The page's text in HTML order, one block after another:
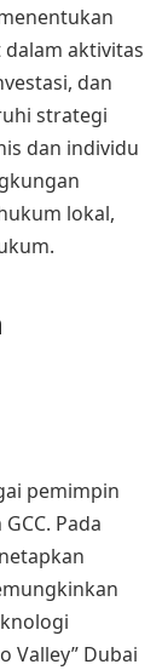
aktivitas
dan
strategi
dan individu
lokal,
pemimpin
Pada
Valley” Dubai